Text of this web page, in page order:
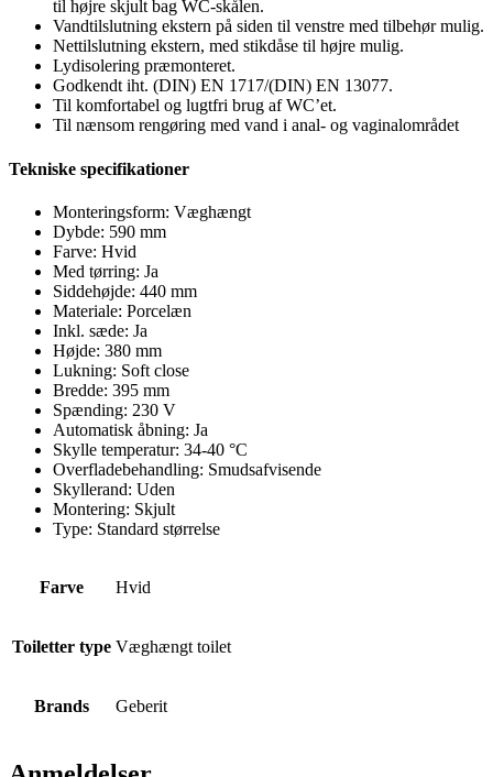
til højre skjult bag WC-skålen.
Vandtilslutning ekstern på siden til venstre med tilbehør mulig.
Nettilslutning ekstern, med stikdåse til højre mulig.
Lydisolering præmonteret.
Godkendt iht. (DIN) EN 1717/(DIN) EN 13077.
Til komfortabel og lugtfri brug af WC’et.
Til nænsom rengøring med vand i anal- og vaginalområdet
Tekniske specifikationer
Monteringsform: Væghængt
Dybde: 590 mm
Farve: Hvid
Med tørring: Ja
Siddehøjde: 440 mm
Materiale: Porcelæn
Inkl. sæde: Ja
Højde: 380 mm
Lukning: Soft close
Bredde: 395 mm
Spænding: 230 V
Automatisk åbning: Ja
Skylle temperatur: 34-40 °C
Overfladebehandling: Smudsafvisende
Skyllerand: Uden
Montering: Skjult
Type: Standard størrelse
Farve Hvid
Toiletter type Væghængt toilet
Brands Geberit